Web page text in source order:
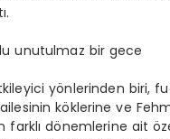
.
unutulmaz bir gece
yönlerinden biri,
ailesinin köklerine ve
farklı dönemlerine ait